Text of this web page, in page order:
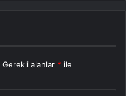
Gerekli alanlar * ile